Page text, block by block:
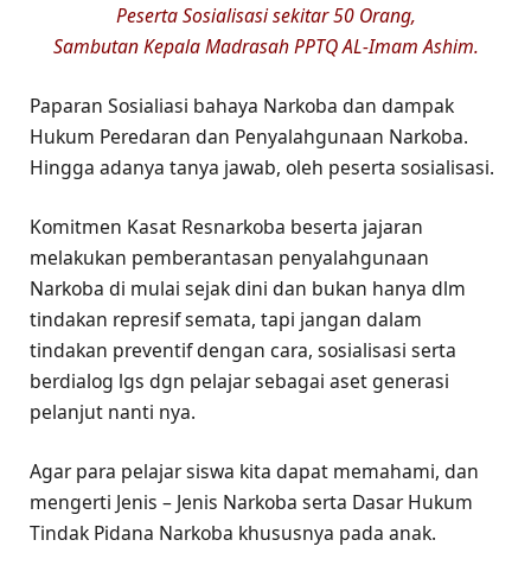
Peserta Sosialisasi sekitar 50 Orang,
Sambutan Kepala Madrasah PPTQ AL-Imam Ashim.
Paparan Sosialiasi bahaya Narkoba dan dampak
Hukum Peredaran dan Penyalahgunaan Narkoba.
Hingga adanya tanya jawab, oleh peserta sosialisasi.
Komitmen Kasat Resnarkoba beserta jajaran
melakukan pemberantasan penyalahgunaan
Narkoba di mulai sejak dini dan bukan hanya dlm
tindakan represif semata, tapi jangan dalam
tindakan preventif dengan cara, sosialisasi serta
berdialog lgs dgn pelajar sebagai aset generasi
pelanjut nanti nya.
Agar para pelajar siswa kita dapat memahami, dan
mengerti Jenis – Jenis Narkoba serta Dasar Hukum
Tindak Pidana Narkoba khususnya pada anak.